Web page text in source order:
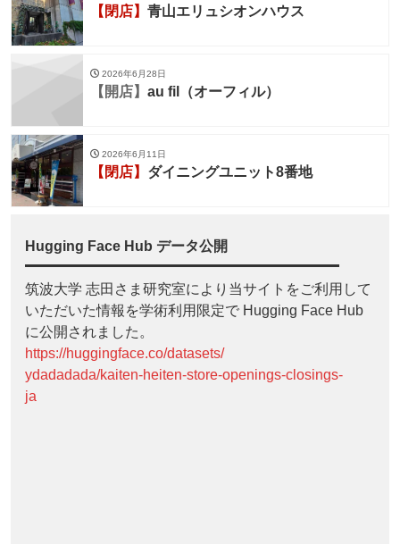
【閉店】 青山エリュシオンハウス
2026年6月28日
【開店】 au fil（オーフィル）
2026年6月11日
【閉店】 ダイニングユニット8番地
Hugging Face Hub データ公開
筑波大学 志田さま研究室により当サイトをご利用して
いただいた情報を学術利用限定で Hugging Face Hub
に公開されました。
https://huggingface.co/datasets/
ydadadada/kaiten-heiten-store-openings-closings-
ja